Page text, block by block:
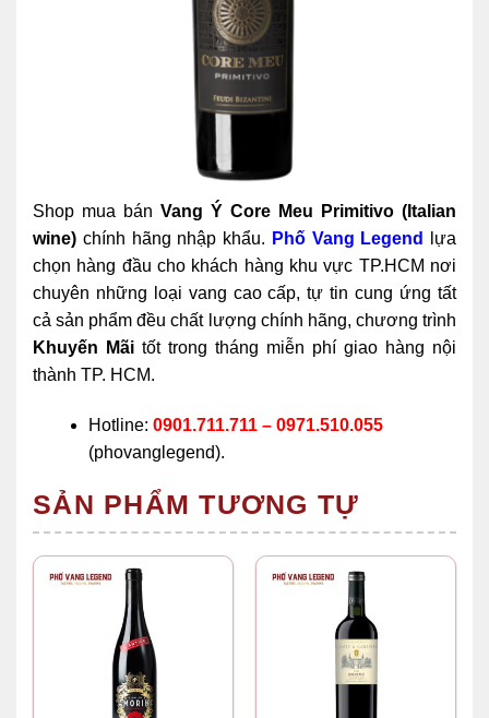
Shop mua bán Vang Ý Core Meu Primitivo (Italian
wine) chính hãng nhập khẩu. Phố Vang Legend
lựa
chọn hàng đầu cho khách hàng khu vực TP.HCM nơi
chuyên những loại vang cao cấp, tự tin cung ứng tất
cả sản phẩm đều chất lượng chính hãng, chương trình
Khuyến Mãi tốt trong tháng miễn phí giao hàng nội
thành TP. HCM.
Hotline: 0901.711.711 – 0971.510.055
(phovanglegend).
SẢN PHẨM TƯƠNG TỰ